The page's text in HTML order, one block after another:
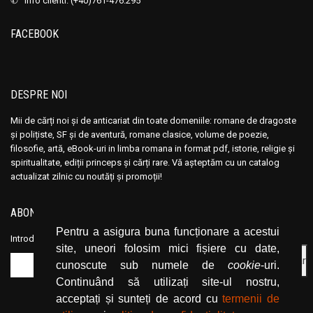
Pentru a asigura buna funcționare a acestui
site, uneori folosim mici fișiere cu date,
cunoscute sub numele de cookie-uri.
Continuând să utilizați site-ul nostru,
acceptați și sunteți de acord cutermenii de
Ana Maria Marin
Andocide
Andre Bejin
Andre Castelot
Andre Leroi-Gourhan
Andre Malraux
Andre Maurois
Andre Miquel
Andre Theuriet
Ana Maria Marin
Andocide
Andre Bejin
Andre Castelot
Andre Leroi-Gourhan
Andre Malraux
Andre Maurois
Andre Miquel
Andre Theuriet
FACEBOOK
DESPRE NOI
Mii de cărți noi și de anticariat din toate domeniile: romane de dragoste
și polițiste, SF și de aventură, romane clasice, volume de poezie,
filosofie, artă, eBook-uri in limba romana in format pdf, istorie, religie și
spiritualitate, ediții princeps și cărți rare. Vă așteptăm cu un catalog
actualizat zilnic cu noutăți și promoții!
ABONEAZĂ-TE LA NEWSLETTER
Introduceți adresa dvs. de email și dați click pe butonul de abonare.